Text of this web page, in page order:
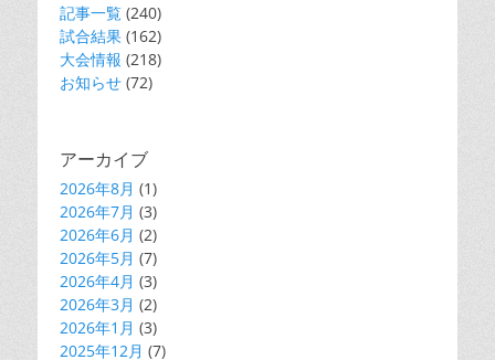
記事一覧 (240)
試合結果 (162)
大会情報 (218)
お知らせ (72)
アーカイブ
2026年8月 (1)
2026年7月 (3)
2026年6月 (2)
2026年5月 (7)
2026年4月 (3)
2026年3月 (2)
2026年1月 (3)
2025年12月 (7)